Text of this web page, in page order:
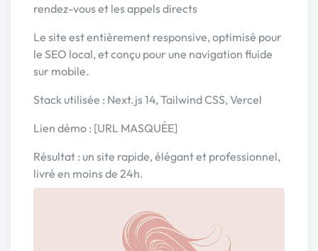
rendez-vous et les appels directs
Le site est entièrement responsive, optimisé pour
le SEO local, et conçu pour une navigation fluide
sur mobile.
Stack utilisée : Next.js 14, Tailwind CSS, Vercel
Lien démo : [URL MASQUÉE]
Résultat : un site rapide, élégant et professionnel,
livré en moins de 24h.